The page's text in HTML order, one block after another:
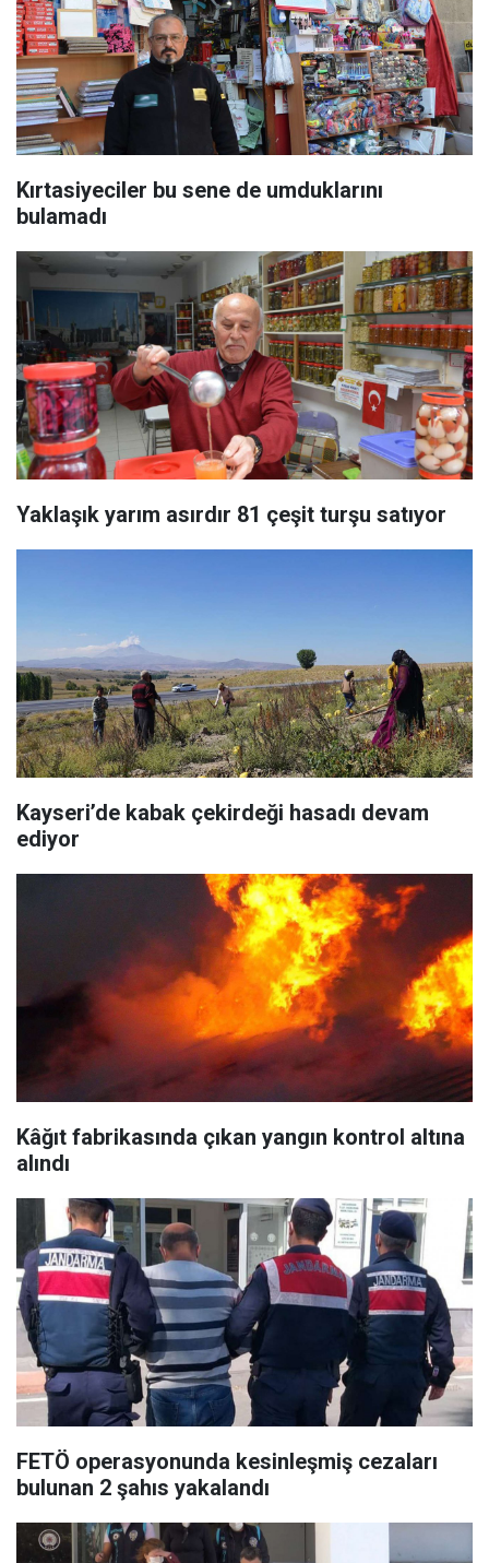
Kırtasiyeciler bu sene de umduklarını
bulamadı
Yaklaşık yarım asırdır 81 çeşit turşu satıyor
​Kayseri’de kabak çekirdeği hasadı devam
ediyor
Kâğıt fabrikasında çıkan yangın kontrol altına
alındı
FETÖ operasyonunda kesinleşmiş cezaları
bulunan 2 şahıs yakalandı